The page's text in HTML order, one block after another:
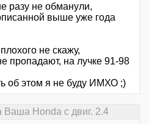
разу не обманули,
выше уже года
не скажу,
пропадают, на лучке 91-98
об этом я не буду ИМХО ;)
Ваша Honda с двиг. 2.4